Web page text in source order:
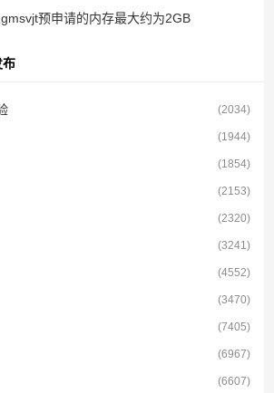
预申请的内存最大约为2GB
布
(2034)
(1944)
(1854)
(2153)
(2320)
(3241)
(4552)
(3470)
(7405)
(6967)
(6607)